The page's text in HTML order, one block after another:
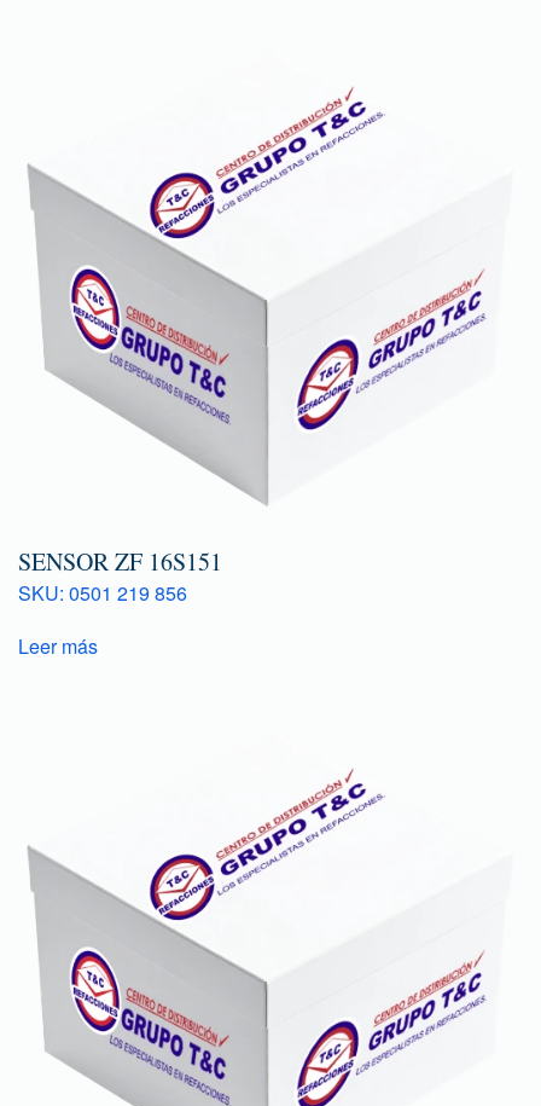
SENSOR ZF 16S151
SKU: 0501 219 856
Leer más